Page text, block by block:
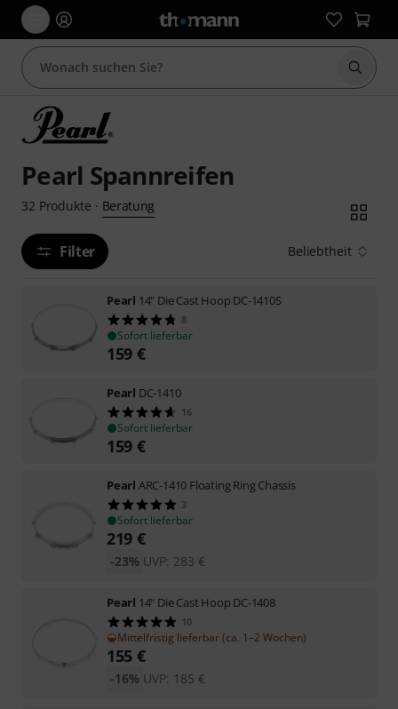
Suche
Pearl Spannreifen
32 Produkte · Beratung
Filter Beliebtheit
Pearl 14" Die Cast Hoop DC-1410S
8
Sofort lieferbar
159 €
Pearl DC-1410
16
Sofort lieferbar
159 €
Pearl ARC-1410 Floating Ring Chassis
3
Sofort lieferbar
219 €
UVP: 283 €
-23%
Pearl 14" Die Cast Hoop DC-1408
10
Mittelfristig lieferbar (ca. 1–2 Wochen)
155 €
UVP: 185 €
-16%